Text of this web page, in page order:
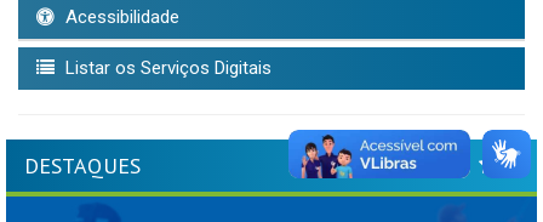
Acessibilidade
Listar os Serviços Digitais
DESTAQUES